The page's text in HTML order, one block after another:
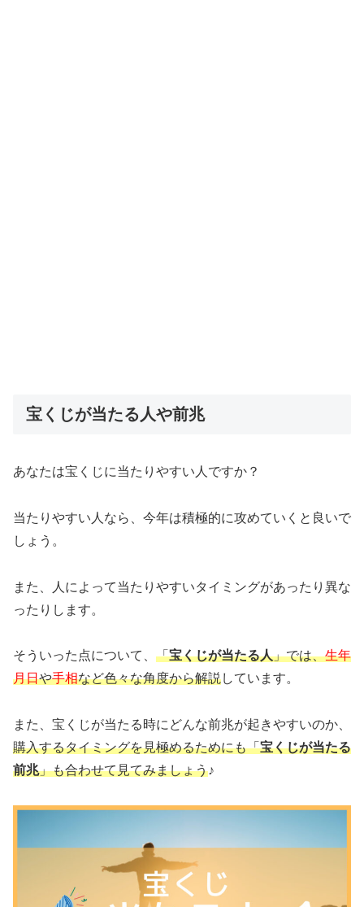
宝くじが当たる人や前兆
あなたは宝くじに当たりやすい人ですか？
当たりやすい人なら、今年は積極的に攻めていくと良いで
しょう。
また、人によって当たりやすいタイミングがあったり異な
ったりします。
そういった点について、 「宝くじが当たる人」では、生年
月日や手相など色々な角度から解説しています。
また、宝くじが当たる時にどんな前兆が起きやすいのか、
購入するタイミングを見極めるためにも「宝くじが当たる
前兆」も合わせて見てみましょう♪